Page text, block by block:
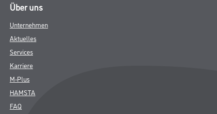
Über uns
Unternehmen
Aktuelles
Services
Karriere
M-Plus
HAMSTA
FAQ